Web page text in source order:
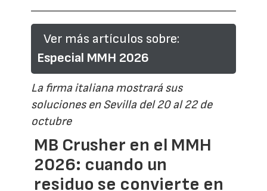
Ver más artículos sobre:
Especial MMH 2026
La firma italiana mostrará sus
soluciones en Sevilla del 20 al 22 de
octubre
MB Crusher en el MMH
2026: cuando un
residuo se convierte en